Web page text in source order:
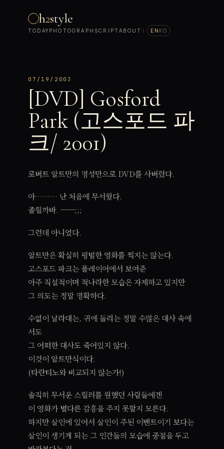
h2style
TODAY PHOTOGRAPH SCRIPTABOUT | EN KO
07/19/2003
[DVD] Gosford
Park (고스포드 파
크/ 2001)
로버트 알트만의 명성만으로 DVD를 사버렸다.
아……… 난 처음에 무서웠다.
졸릴까바. ㅡㅡ;;;
그런데 아니었다.
알트만은 확실히 평범한 영화를 찍지는 않는다.
고스포드 파크는 플레이어에서 보여준
아주 직설적이며 적나라한 모습은 자제하고 있지만
그 의도는 정말 명확하다.
수없이 날라대는, 귀에 들리는 정말 수많은 대사 속에
서도
그 어떠한 대사도 죽어있지 않다.
이것이 알트만식이다.
(타란티노와 비교되지 않는가!)
솔직히 무서운 스릴러를 원했던 사람들에겐
이 영화가 별다른 감흥을 주지 못할지 모른다.
하지만 살인에 있어서 살인이 주된 이벤트이기 보다는
살인이 생기게 되는 그 인간들의 모습에 중점을 두고